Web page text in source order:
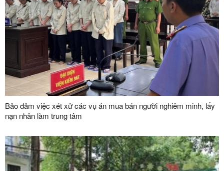
Bảo đảm việc xét xử các vụ án mua bán người nghiêm minh, lấy
nạn nhân làm trung tâm